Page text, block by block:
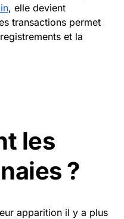
, elle devient
transactions permet
et la
les
?
apparition il y a plus